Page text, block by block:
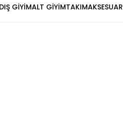
DIŞ GİYİMALT GİYİMTAKIMAKSESUAR